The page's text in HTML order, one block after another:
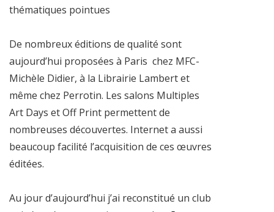
thématiques pointues
De nombreux éditions de qualité sont
aujourd’hui proposées à Paris chez MFC-
Michèle Didier, à la Librairie Lambert et
même chez Perrotin. Les salons Multiples
Art Days et Off Print permettent de
nombreuses découvertes. Internet a aussi
beaucoup facilité l’acquisition de ces œuvres
éditées.
Au jour d’aujourd’hui j’ai reconstitué un club